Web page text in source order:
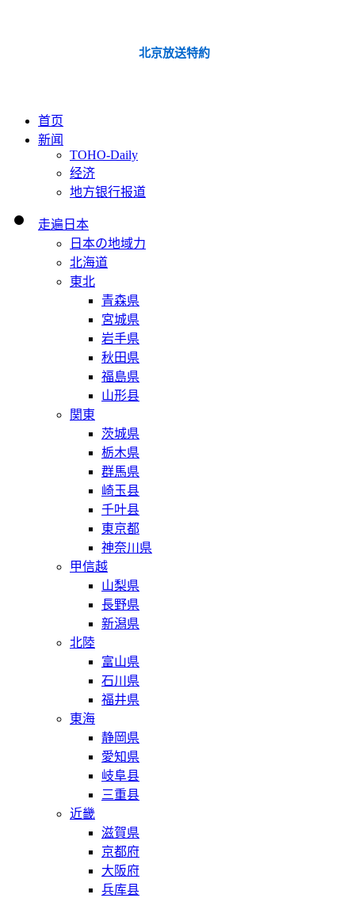
北京放送特約
首页
新闻
TOHO-Daily
经济
地方银行报道
走遍日本
日本の地域力
北海道
東北
青森県
宮城県
岩手県
秋田県
福島県
山形县
関東
茨城県
栃木県
群馬県
崎玉县
千叶县
東京都
神奈川県
甲信越
山梨県
長野県
新潟県
北陸
富山県
石川県
福井県
東海
静岡県
愛知県
岐阜县
三重县
近畿
滋賀県
京都府
大阪府
兵库县